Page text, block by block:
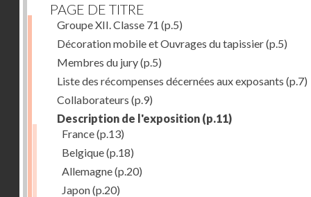
PAGE DE TITRE
Groupe XII. Classe 71 (p.5)
Décoration mobile et Ouvrages du tapissier(p.5)
Membres du jury(p.5)
Liste des récompenses décernées aux exposants (p.7)
Collaborateurs (p.9)
Description de l'exposition (p.11)
France(p.13)
Belgique(p.18)
Allemagne(p.20)
Japon(p.20)